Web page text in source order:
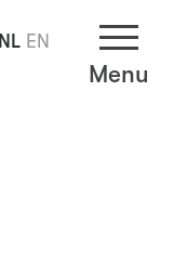
Menu
NL EN